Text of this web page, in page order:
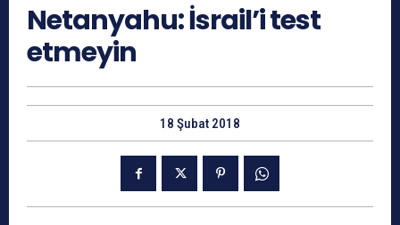
Netanyahu: İsrail’i test
etmeyin
18 Şubat 2018